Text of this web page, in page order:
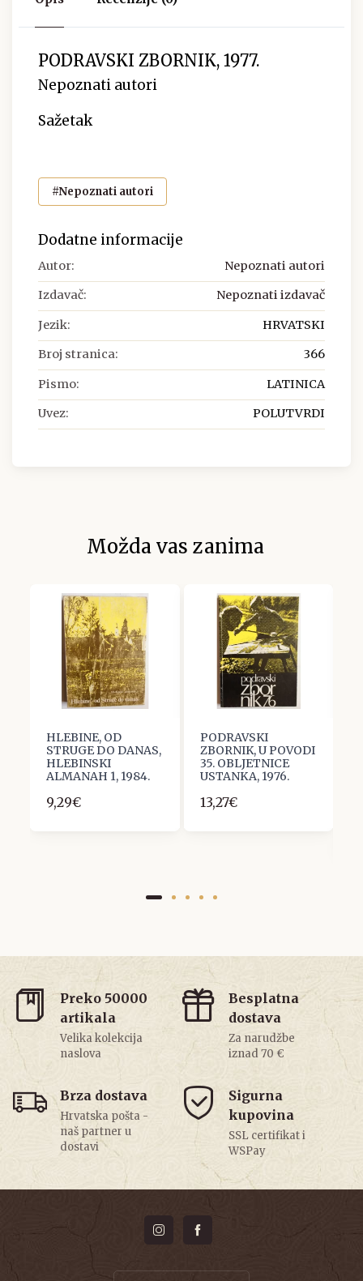
PODRAVSKI ZBORNIK, 1977.
Nepoznati autori
Sažetak
#Nepoznati autori
Dodatne informacije
Autor: Nepoznati autori
Izdavač: Nepoznati izdavač
Jezik: HRVATSKI
Broj stranica: 366
Pismo: LATINICA
Uvez: POLUTVRDI
Možda vas zanima
HLEBINE, OD
STRUGE DO DANAS,
HLEBINSKI
ALMANAH 1, 1984.
9,29€
PODRAVSKI
ZBORNIK, U POVODI
35. OBLJETNICE
USTANKA, 1976.
13,27€
Preko 50000
artikala
Velika kolekcija
naslova
Besplatna
dostava
Za narudžbe
iznad 70 €
Brza dostava
Hrvatska pošta -
naš partner u
dostavi
Sigurna
kupovina
SSL certifikat i
WSPay